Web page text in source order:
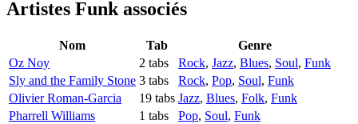
Artistes Funkassociés
Nom Tab
Genre
Oz Noy
2 tabs Rock, Jazz, Blues, Soul, Funk
Sly and the Family Stone 3 tabs Rock, Pop, Soul, Funk
Olivier Roman-Garcia
19 tabs Jazz, Blues, Folk, Funk
Pharrell Williams
1 tabs Pop, Soul, Funk